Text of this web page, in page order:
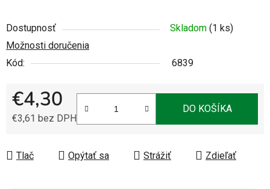
Dostupnosť Skladom (1 ks)
Možnosti doručenia
Kód:
6839
€4,30
€3,61 bez DPH
DO KOŠÍKA
Tlač Opýtať sa Strážiť Zdieľať